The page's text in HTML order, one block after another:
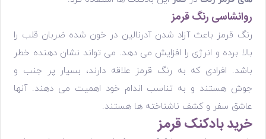
روانشاسی رنگ قرمز
رنگ قرمز باعث آزاد شدن آدرنالین در خون شده ضربان قلب را
بالا برده و انرژی را افزایش می دهد. می تواند نشان دهنده خطر
باشد. افرادی که به رنگ قرمز علاقه دارند، بسیار پر جنب و
جوش هستند و به تناسب اندام خود اهمیت می دهند. آنها
عاشق سفر و کشف ناشناخته ها هستند.
خرید بادکنک قرمز